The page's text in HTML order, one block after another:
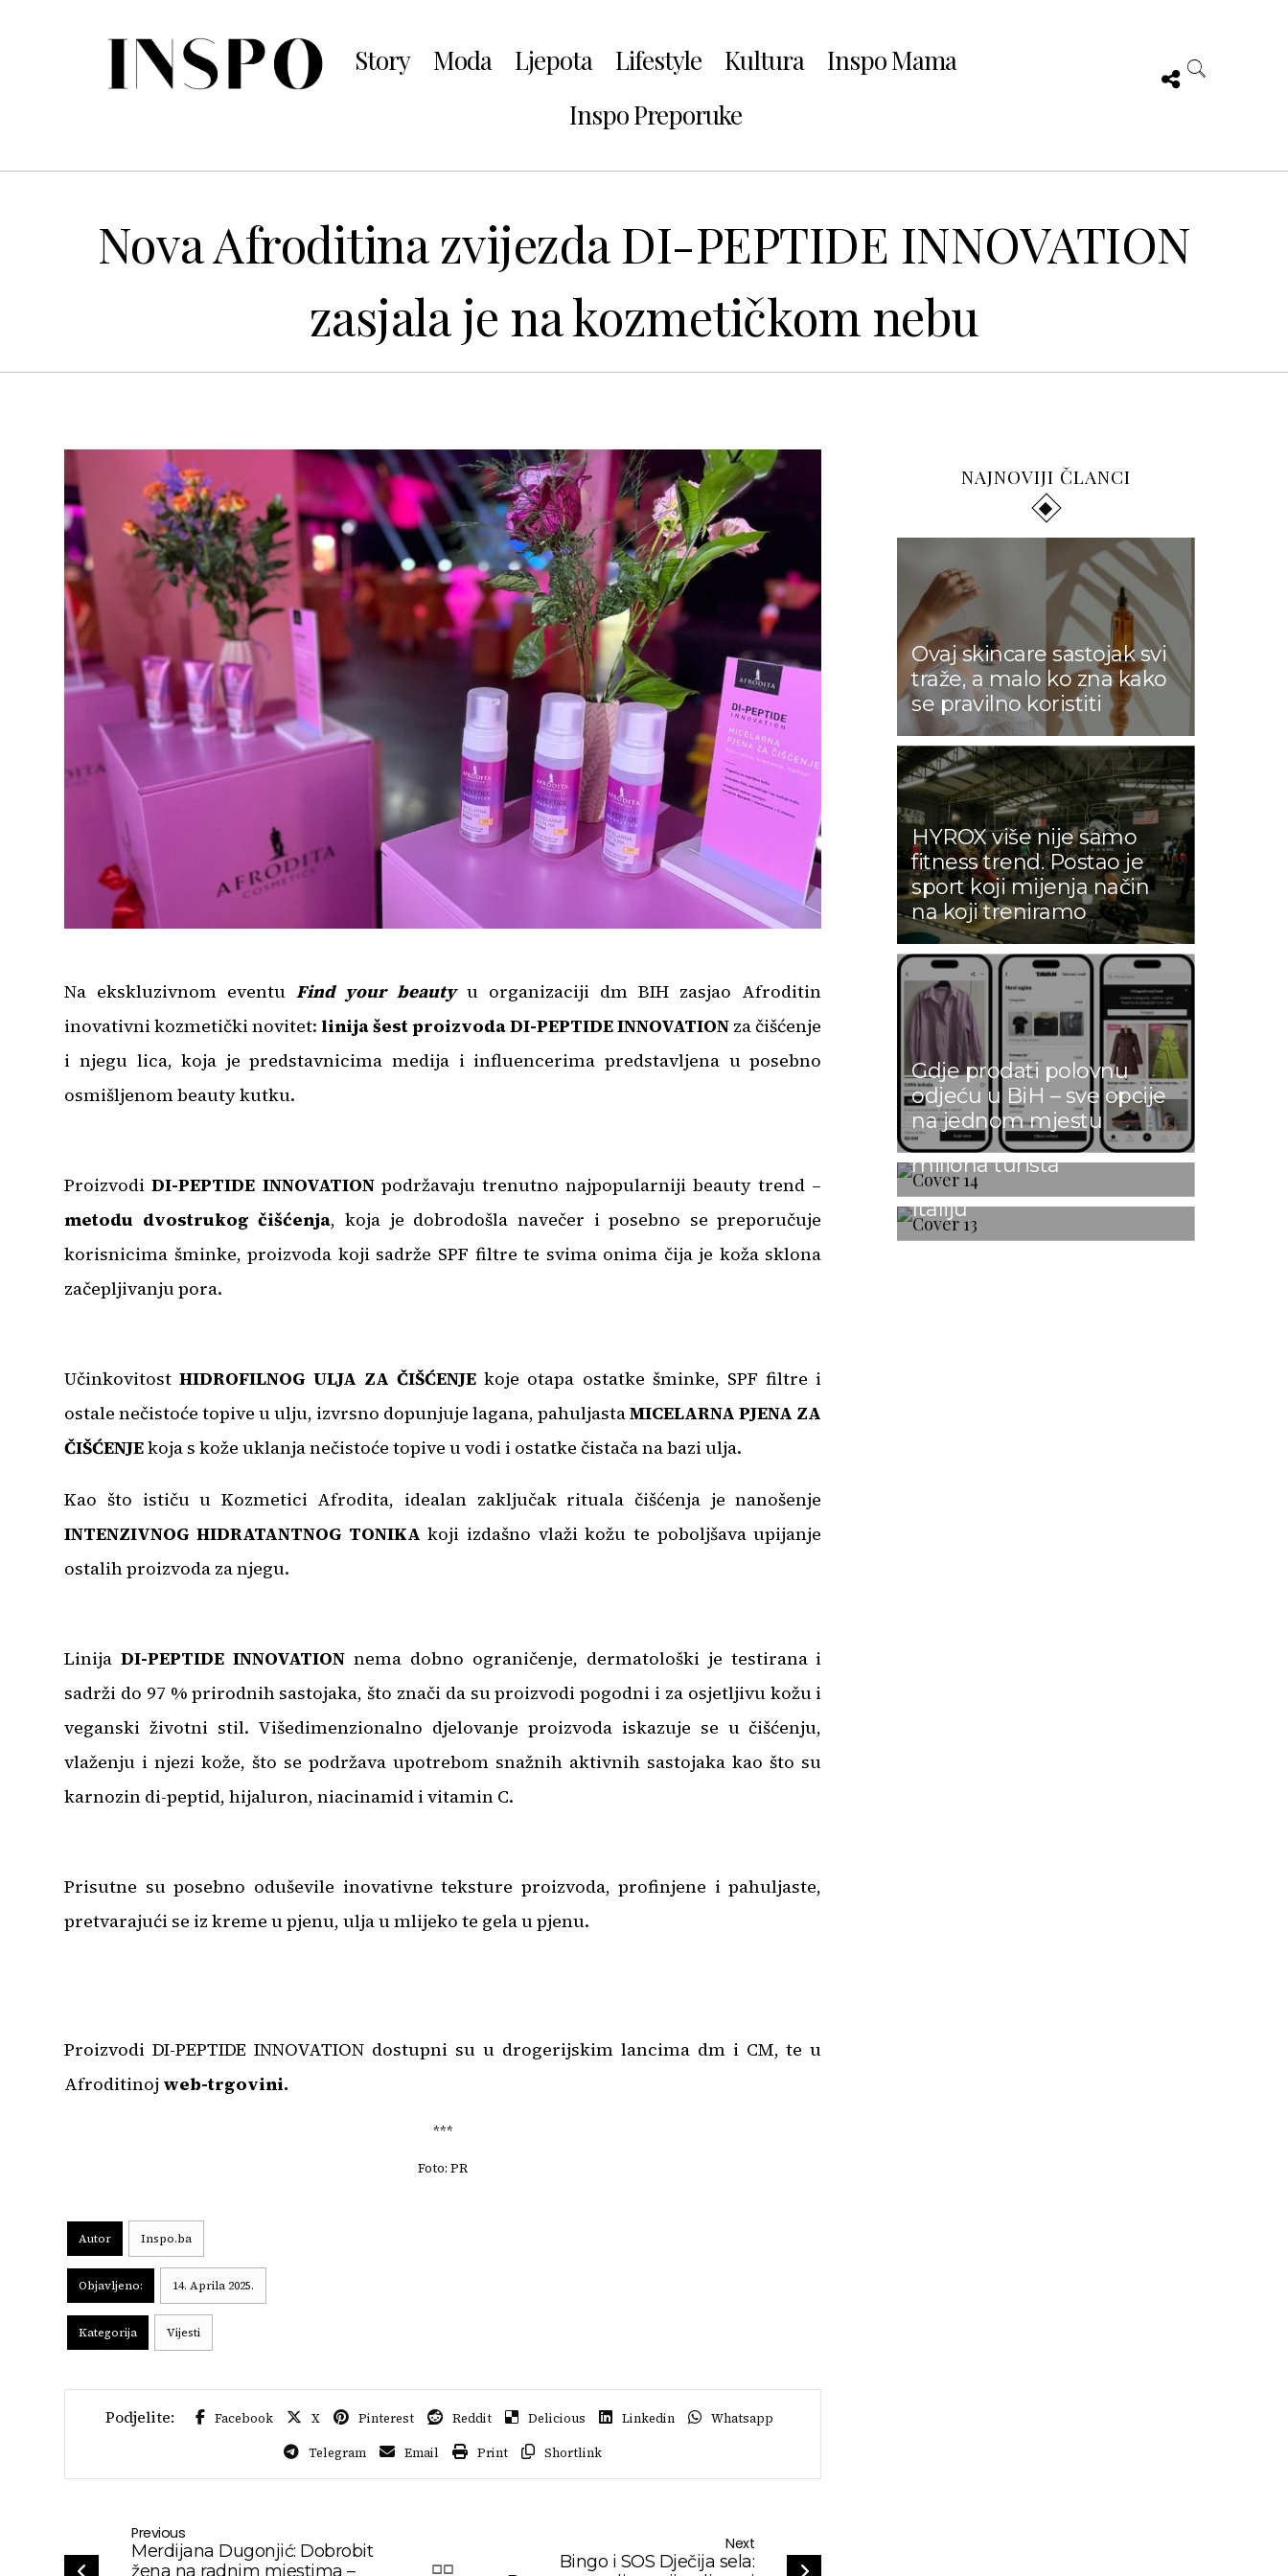
Story Moda Ljepota Lifestyle Kultura
Inspo Mama
Inspo Preporuke
Nova Afroditina zvijezda DI-PEPTIDE INNOVATION
zasjala je na kozmetičkom nebu
Na ekskluzivnom eventuFind your beautyu organizaciji dm BIH zasjao Afroditin
inovativni kozmetički novitet:linija šest proizvoda DI-PEPTIDE INNOVATION za čišćenje
i njegu lica, koja je predstavnicima medija i influencerima predstavljena u posebno
osmišljenom beauty kutku.
ProizvodiDI-PEPTIDE INNOVATIONpodržavaju trenutno najpopularniji beauty trend –
metodu dvostrukog čišćenja, koja je dobrodošla navečer i posebno se preporučuje
korisnicima šminke, proizvoda koji sadrže SPF filtre te svima onima čija je koža sklona
začepljivanju pora.
UčinkovitostHIDROFILNOG ULJA ZA ČIŠĆENJE koje otapa ostatke šminke, SPF filtre i
ostale nečistoće topive u ulju, izvrsno dopunjuje lagana, pahuljastaMICELARNA PJENA ZA
ČIŠĆENJEkoja s kože uklanja nečistoće topive u vodi i ostatke čistača na bazi ulja.
Kao što ističu u Kozmetici Afrodita, idealan zaključak rituala čišćenja je nanošenje
INTENZIVNOG HIDRATANTNOG TONIKA koji izdašno vlaži kožu te poboljšava upijanje
ostalih proizvoda za njegu.
LinijaDI-PEPTIDE INNOVATION nema dobno ograničenje, dermatološki je testirana i
sadrži do 97 % prirodnih sastojaka, što znači da su proizvodi pogodni i za osjetljivu kožu i
veganski životni stil. Višedimenzionalno djelovanje proizvoda iskazuje se u čišćenju,
vlaženju i njezi kože, što se podržava upotrebom snažnih aktivnih sastojaka kao što su
karnozin di-peptid, hijaluron, niacinamid i vitamin C.
Prisutne su posebno oduševile inovativne teksture proizvoda, profinjene i pahuljaste,
pretvarajući se iz kreme u pjenu, ulja u mlijeko te gela u pjenu.
Proizvodi DI-PEPTIDE INNOVATION dostupni su u drogerijskim lancima dm i CM, te u
Afroditinoj web-trgovini.
***
Foto: PR
Autor Inspo.ba
Objavljeno: 14. Aprila 2025.
Kategorija Vijesti
Facebook X Pinterest Reddit Delicious Linkedin Whatsapp
Telegram Email Print Shortlink
Previous
Merdijana Dugonjić: Dobrobit
žena na radnim mjestima –
Next
Bingo i SOS Dječija sela:
NAJNOVIJI ČLANCI
Ovaj skincare sastojak svi
traže, a malo ko zna kako
se pravilno koristiti
HYROX više nije samo
fitness trend. Postao je
sport koji mijenja način
na koji treniramo
Gdje prodati polovnu
odjeću u BiH – sve opcije
na jednom mjestu
Rusi, Nijemci i Britanci i
dalje najbrojniji: Turska u
prvih šest mjeseci 2026.
godine ugostila 25,8
miliona turista
GUSTO VAS ČASTI: Prvi
italijanski restoran u srcu
Travnika slavi svoj prvi
rođendan uz spektakl koji
će grad pretvoriti u malu
Italiju